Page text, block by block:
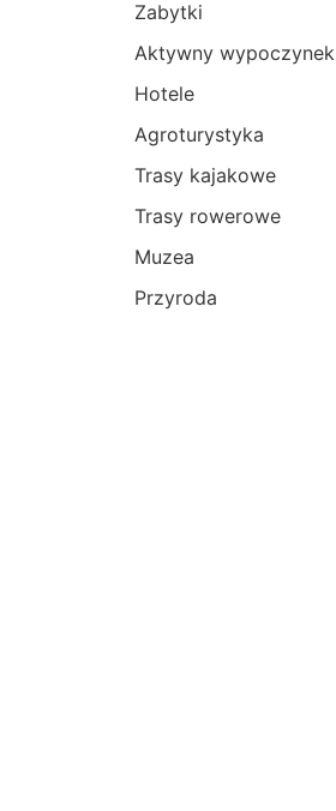
Zabytki
Aktywny wypoczynek
Hotele
Agroturystyka
Trasy kajakowe
Trasy rowerowe
Muzea
Przyroda